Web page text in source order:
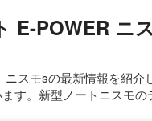
E-POWER
ニスモsの最新情報を紹
す。新型ノートニスモ